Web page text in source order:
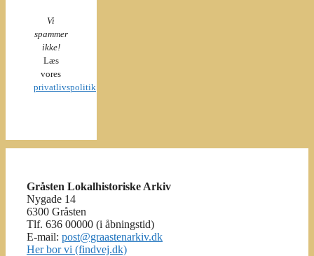
Vi
spammer
ikke!
Læs
vores
privatlivspolitik
Gråsten Lokalhistoriske Arkiv
Nygade 14
6300 Gråsten
Tlf. 636 00000 (i åbningstid)
E-mail: post@graastenarkiv.dk
Her bor vi (findvej.dk)